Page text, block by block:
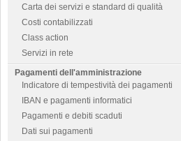
Carta dei servizi e standard di qualità
Costi contabilizzati
Class action
Servizi in rete
Pagamenti dell'amministrazione
Indicatore di tempestività dei pagamenti
IBAN e pagamenti informatici
Pagamenti e debiti scaduti
Dati sui pagamenti